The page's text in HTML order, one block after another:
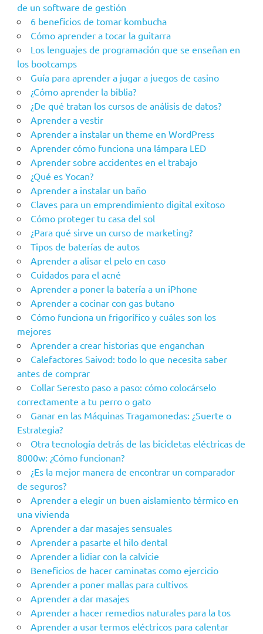
de un software de gestión
6 beneficios de tomar kombucha
Cómo aprender a tocar la guitarra
Los lenguajes de programación que se enseñan en
los bootcamps
Guía para aprender a jugar a juegos de casino
¿Cómo aprender la biblia?
¿De qué tratan los cursos de análisis de datos?
Aprender a vestir
Aprender a instalar un theme en WordPress
Aprender cómo funciona una lámpara LED
Aprender sobre accidentes en el trabajo
¿Qué es Yocan?
Aprender a instalar un baño
Claves para un emprendimiento digital exitoso
Cómo proteger tu casa del sol
¿Para qué sirve un curso de marketing?
Tipos de baterías de autos
Aprender a alisar el pelo en caso
Cuidados para el acné
Aprender a poner la batería a un iPhone
Aprender a cocinar con gas butano
Cómo funciona un frigorífico y cuáles son los
mejores
Aprender a crear historias que enganchan
Calefactores Saivod: todo lo que necesita saber
antes de comprar
Collar Seresto paso a paso: cómo colocárselo
correctamente a tu perro o gato
Ganar en las Máquinas Tragamonedas: ¿Suerte o
Estrategia?
Otra tecnología detrás de las bicicletas eléctricas de
8000w: ¿Cómo funcionan?
¿Es la mejor manera de encontrar un comparador
de seguros?
Aprender a elegir un buen aislamiento térmico en
una vivienda
Aprender a dar masajes sensuales
Aprender a pasarte el hilo dental
Aprender a lidiar con la calvicie
Beneficios de hacer caminatas como ejercicio
Aprender a poner mallas para cultivos
Aprender a dar masajes
Aprender a hacer remedios naturales para la tos
Aprender a usar termos eléctricos para calentar